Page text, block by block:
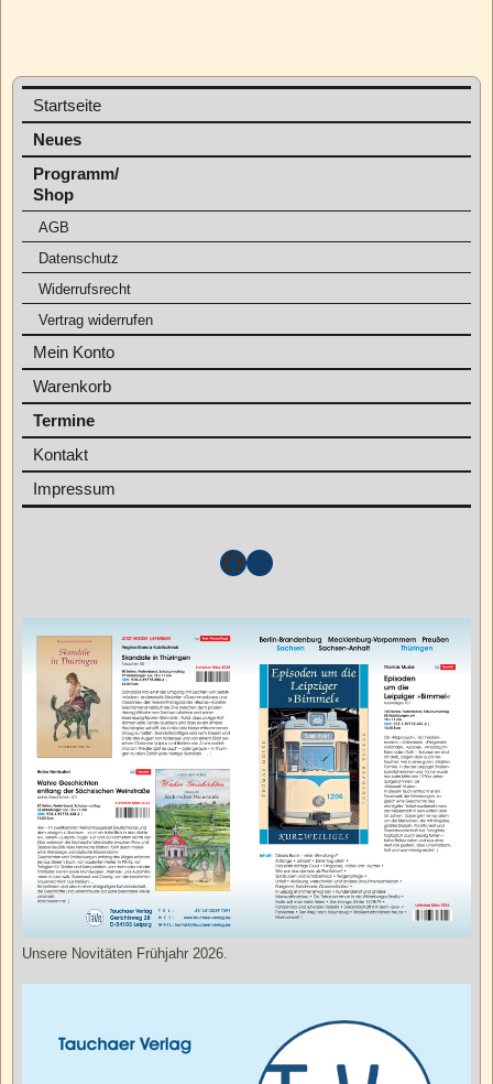
Startseite
Neues
Programm/
Shop
AGB
Datenschutz
Widerrufsrecht
Vertrag widerrufen
Mein Konto
Warenkorb
Termine
Kontakt
Impressum
Unsere Novitäten Frühjahr 2026.